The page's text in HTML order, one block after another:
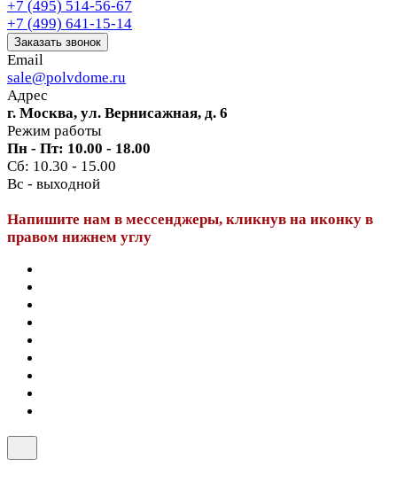
+7 (495) 514-56-67
+7 (499) 641-15-14
Заказать звонок
Email
sale@polvdome.ru
Адрес
г. Москва, ул. Вернисажная, д. 6
Режим работы
Пн - Пт: 10.00 - 18.00
Сб: 10.30 - 15.00
Вс - выходной
Напишите нам в мессенджеры, кликнув на иконку в
правом нижнем углу